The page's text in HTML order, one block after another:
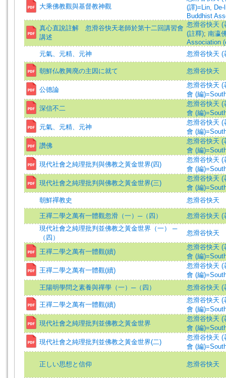
大乘佛教觀與基督教神觀
(譯)=Lin, De-
Buddhist
真心直說註解 忽滑谷快天老師於第十二回講習會
講述
忽滑谷快天 (
(註釋); 南瀛
Association
元氣、元精、元神
忽滑谷快天 (
朝鮮仏教興廃の主因に就て 忽滑谷快天
公德論
忽滑谷快天 (
會 (編
深信不二
忽滑谷快天 (
會 (編
元氣、元精、元神
忽滑谷快天 (
會 (編
讚佛
忽滑谷快天 (
會 (編
現代社會之純理批判與佛教之黃金世界(四)
忽滑谷快天 (
會 (編
現代社會之純理批判與佛教之黃金世界(三)
忽滑谷快天 (
會 (編
朝鮮禪教史
忽滑谷快天
王禪二學之萬有一體觀忽滑（一）─（四）
忽滑谷快天 (
現代社會之純理批判並佛教之黃金世界（一） ─
（四）
忽滑谷快天
王禪二學之萬有一體觀(續)
忽滑谷快天 (
會 (編
王禪二學之萬有一體觀(續)
忽滑谷快天 (
會 (編
王陽明學問之素養與禪學（一）─（四）
忽滑谷快天 (
王禪二學之萬有一體觀(續)
忽滑谷快天 (
會 (編
現代社會之純理批判並佛教之黃金世界
忽滑谷快天 (
會 (編
現代社會之純理批判並佛教之黃金世界(二)
忽滑谷快天 (
會 (編
正しい思想と信仰 忽滑谷快天